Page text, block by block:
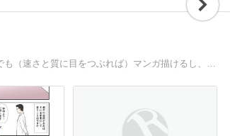
漫画家、49歳。2016年3月脳出血で右の手足と口のマヒと失語症がでるが、結構左手でも（速さと質に目をつぶれば）マンガ描けるし、ネタとして面白いから脳出血のマンガ描いてみる。